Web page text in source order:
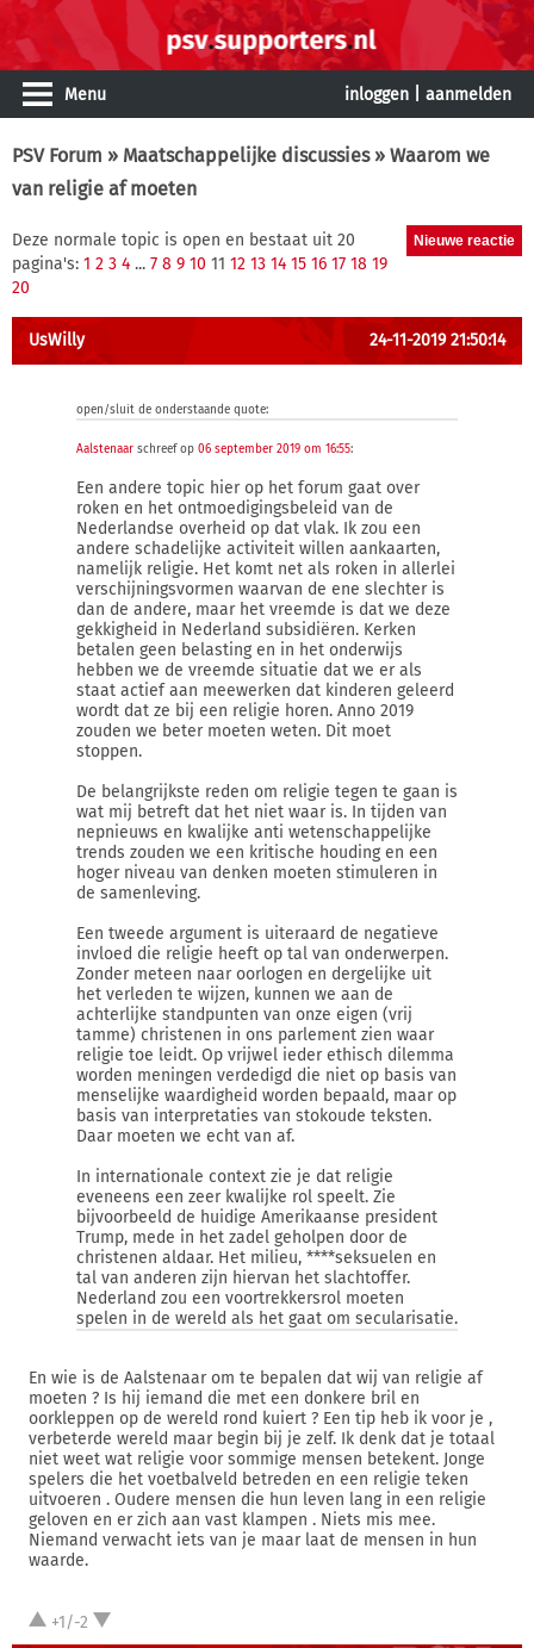
Menu inloggen aanmelden
PSV Forum » Maatschappelijke discussies» Waarom we
van religie af moeten
Deze normale topic is open en bestaat uit 20
pagina's: 1 2 3 4 ... 7 8 9 10 11 12 13 14 15 16 17 18 19
20
UsWilly 24-11-2019 21:50:14
open/sluit de onderstaande quote:
Aalstenaar schreef op 06 september 2019 om 16:55:
Een andere topic hier op het forum gaat over
roken en het ontmoedigingsbeleid van de
Nederlandse overheid op dat vlak. Ik zou een
andere schadelijke activiteit willen aankaarten,
namelijk religie. Het komt net als roken in allerlei
verschijningsvormen waarvan de ene slechter is
dan de andere, maar het vreemde is dat we deze
gekkigheid in Nederland subsidiëren. Kerken
betalen geen belasting en in het onderwijs
hebben we de vreemde situatie dat we er als
staat actief aan meewerken dat kinderen geleerd
wordt dat ze bij een religie horen. Anno 2019
zouden we beter moeten weten. Dit moet
stoppen.
De belangrijkste reden om religie tegen te gaan is
wat mij betreft dat het niet waar is. In tijden van
nepnieuws en kwalijke anti wetenschappelijke
trends zouden we een kritische houding en een
hoger niveau van denken moeten stimuleren in
de samenleving.
Een tweede argument is uiteraard de negatieve
invloed die religie heeft op tal van onderwerpen.
Zonder meteen naar oorlogen en dergelijke uit
het verleden te wijzen, kunnen we aan de
achterlijke standpunten van onze eigen (vrij
tamme) christenen in ons parlement zien waar
religie toe leidt. Op vrijwel ieder ethisch dilemma
worden meningen verdedigd die niet op basis van
menselijke waardigheid worden bepaald, maar op
basis van interpretaties van stokoude teksten.
Daar moeten we echt van af.
In internationale context zie je dat religie
eveneens een zeer kwalijke rol speelt. Zie
bijvoorbeeld de huidige Amerikaanse president
Trump, mede in het zadel geholpen door de
christenen aldaar. Het milieu, ****seksuelen en
tal van anderen zijn hiervan het slachtoffer.
Nederland zou een voortrekkersrol moeten
spelen in de wereld als het gaat om secularisatie.
En wie is de Aalstenaar om te bepalen dat wij van religie af
moeten ? Is hij iemand die met een donkere bril en
oorkleppen op de wereld rond kuiert ? Een tip heb ik voor je ,
verbeterde wereld maar begin bij je zelf. Ik denk dat je totaal
niet weet wat religie voor sommige mensen betekent. Jonge
spelers die het voetbalveld betreden en een religie teken
uitvoeren . Oudere mensen die hun leven lang in een religie
geloven en er zich aan vast klampen . Niets mis mee.
Niemand verwacht iets van je maar laat de mensen in hun
waarde.
+1/-2